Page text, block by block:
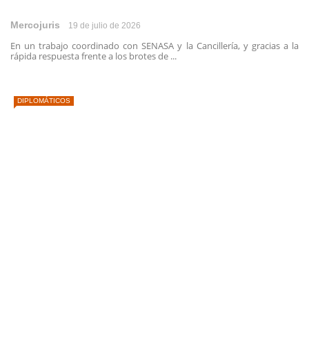
Mercojuris 19 de julio de 2026
En un trabajo coordinado con SENASA y la Cancillería, y gracias a la
rápida respuesta frente a los brotes de ...
DIPLOMÁTICOS